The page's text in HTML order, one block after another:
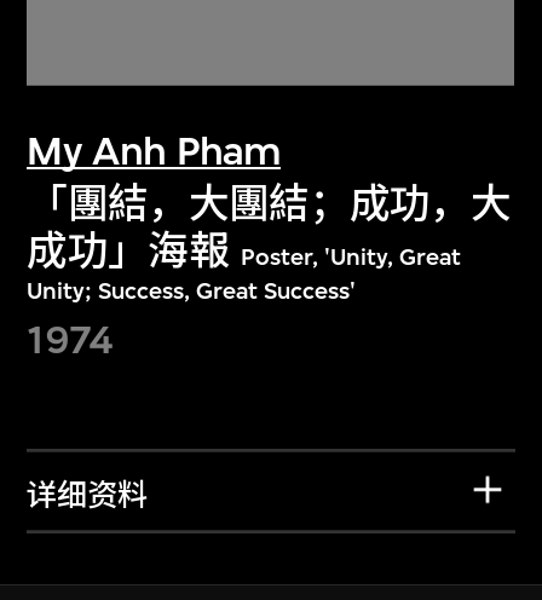
My Anh Pham
「團結，大團結；成功，大
成功」海報 Poster, 'Unity, Great
Unity; Success, Great Success'
1974
详细资料
关于M+藏品
探索世界顶级的二十及二十一世纪视觉
文化藏品。